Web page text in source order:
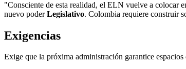
"Consciente de esta realidad, el ELN vuelve a colocar
nuevo poderLegislativo. Colombia requiere construir
Exigencias
Exige que la próxima administración garantice